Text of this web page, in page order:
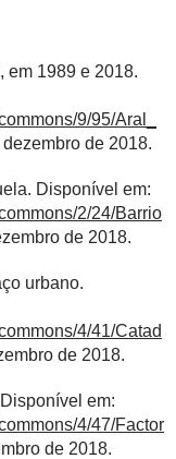
em 1989 e 2018.
9/95/Aral_
de 2018.
Disponível em:
2/24/Barrio
de 2018.
urbano.
4/41/Catad
de 2018.
em:
4/47/Factor
de 2018.